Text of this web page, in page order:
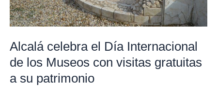
Alcalá celebra el Día Internacional
de los Museos con visitas gratuitas
a su patrimonio
con
visitas
a
su
patrimonio